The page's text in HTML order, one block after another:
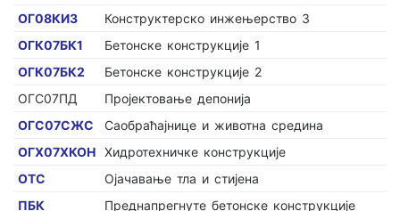
ОГ08КИ3
Конструктерско инжењерство 3
ОГК07БК1
Бетонске конструкције 1
ОГК07БК2
Бетонске конструкције 2
ОГС07ПД
Пројектовање депонија
ОГС07СЖС
Саобраћајнице и животна средина
ОГХ07ХКОН
Хидротехничке конструкције
ОТС
Ојачавање тла и стијена
ПБК
Преднапрегнуте бетонске конструкције